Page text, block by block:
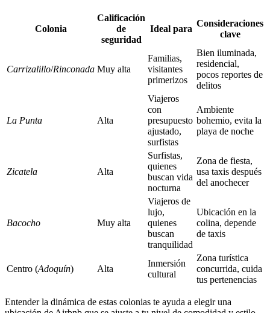
Colonia
Calificación
de
seguridad
Ideal para
Consideraciones
clave
Carrizalillo/Rinconada Muy alta
Familias,
visitantes
primerizos
Bien iluminada,
residencial,
pocos reportes de
delitos
La Punta Alta
Viajeros
con
presupuesto
ajustado,
surfistas
Ambiente
bohemio, evita la
playa de noche
Zicatela Alta
Surfistas,
quienes
buscan vida
nocturna
Zona de fiesta,
usa taxis después
del anochecer
Bacocho Muy alta
Viajeros de
lujo,
quienes
buscan
tranquilidad
Ubicación en la
colina, depende
de taxis
Centro (Adoquín) Alta
Inmersión
cultural
Zona turística
concurrida, cuida
tus pertenencias
Entender la dinámica de estas colonias te ayuda a elegir una